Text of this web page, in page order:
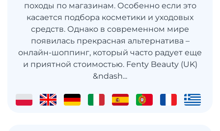
походы по магазинам. Особенно если это
касается подбора косметики и уходовых
средств. Однако в современном мире
появилась прекрасная альтернатива –
онлайн-шоппинг, который часто радует еще
и приятной стоимостью. Fenty Beauty (UK)
&ndash...